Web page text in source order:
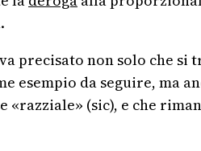
precisato non solo che
esempio da seguire, ma
«razziale» (sic), e che